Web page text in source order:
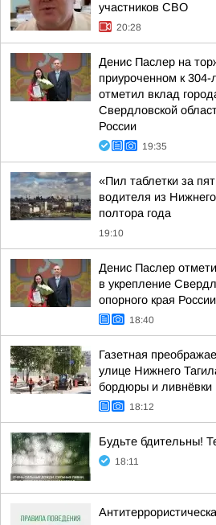
участников СВО
20:28
Денис Паслер на
приуроченном к
отметил вклад
Свердловской
России
19:35
«Пил таблетки за
водителя из
полтора года
19:10
Денис Паслер
в укрепление
опорного края России
18:40
Газетная
улице Нижнего
бордюры и ливнёвки
18:12
Будьте бдительны!
18:11